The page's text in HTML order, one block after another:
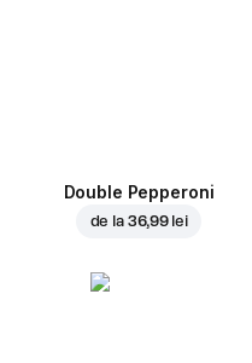
Double Pepperoni
de la 36,99 lei